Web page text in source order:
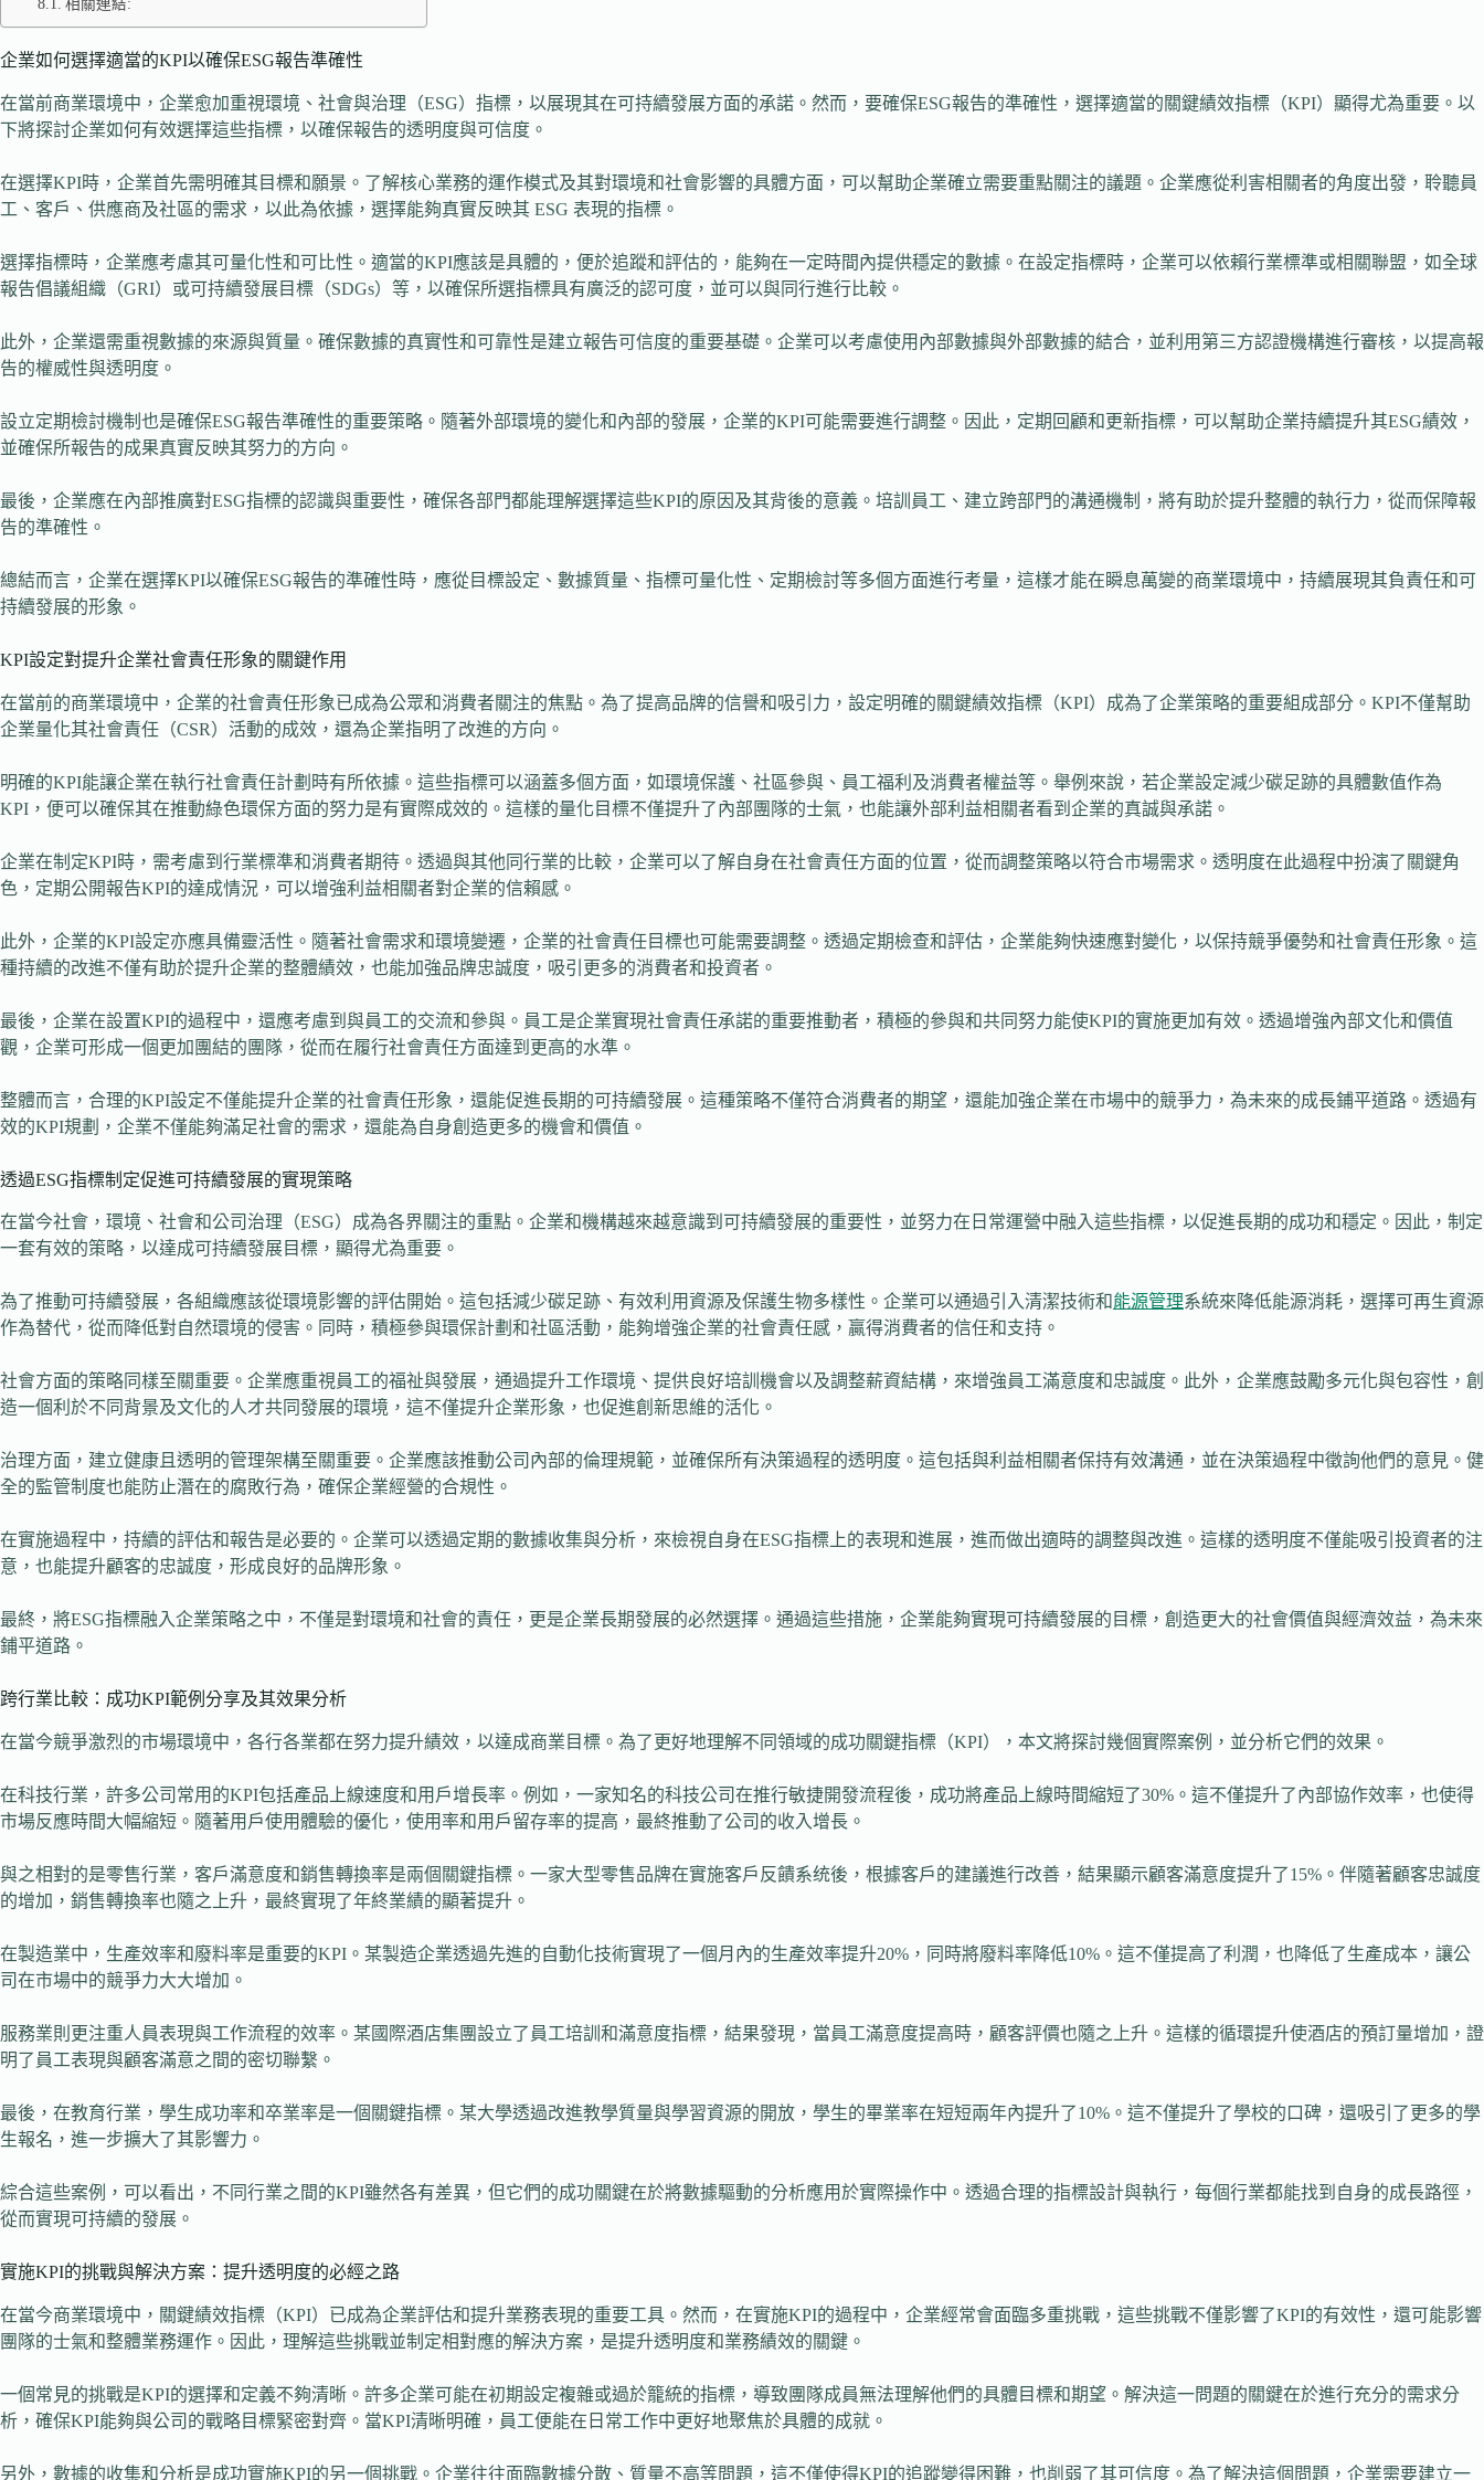
相關連結:
企業如何選擇適當的KPI以確保ESG報告準確性
在當前商業環境中，企業愈加重視環境、社會與治理（ESG）指標，以展現其在可持續發展方面的承諾。然而，要確保ESG報告的準確性，選擇適當的關鍵績效指標（KPI）顯得尤為重要。以
下將探討企業如何有效選擇這些指標，以確保報告的透明度與可信度。
在選擇KPI時，企業首先需明確其目標和願景。了解核心業務的運作模式及其對環境和社會影響的具體方面，可以幫助企業確立需要重點關注的議題。企業應從利害相關者的角度出發，聆聽員
工、客戶、供應商及社區的需求，以此為依據，選擇能夠真實反映其 ESG 表現的指標。
選擇指標時，企業應考慮其可量化性和可比性。適當的KPI應該是具體的，便於追蹤和評估的，能夠在一定時間內提供穩定的數據。在設定指標時，企業可以依賴行業標準或相關聯盟，如全球
報告倡議組織（GRI）或可持續發展目標（SDGs）等，以確保所選指標具有廣泛的認可度，並可以與同行進行比較。
此外，企業還需重視數據的來源與質量。確保數據的真實性和可靠性是建立報告可信度的重要基礎。企業可以考慮使用內部數據與外部數據的結合，並利用第三方認證機構進行審核，以提高報
告的權威性與透明度。
設立定期檢討機制也是確保ESG報告準確性的重要策略。隨著外部環境的變化和內部的發展，企業的KPI可能需要進行調整。因此，定期回顧和更新指標，可以幫助企業持續提升其ESG績效，
並確保所報告的成果真實反映其努力的方向。
最後，企業應在內部推廣對ESG指標的認識與重要性，確保各部門都能理解選擇這些KPI的原因及其背後的意義。培訓員工、建立跨部門的溝通機制，將有助於提升整體的執行力，從而保障報
告的準確性。
總結而言，企業在選擇KPI以確保ESG報告的準確性時，應從目標設定、數據質量、指標可量化性、定期檢討等多個方面進行考量，這樣才能在瞬息萬變的商業環境中，持續展現其負責任和可
持續發展的形象。
KPI設定對提升企業社會責任形象的關鍵作用
在當前的商業環境中，企業的社會責任形象已成為公眾和消費者關注的焦點。為了提高品牌的信譽和吸引力，設定明確的關鍵績效指標（KPI）成為了企業策略的重要組成部分。KPI不僅幫助
企業量化其社會責任（CSR）活動的成效，還為企業指明了改進的方向。
明確的KPI能讓企業在執行社會責任計劃時有所依據。這些指標可以涵蓋多個方面，如環境保護、社區參與、員工福利及消費者權益等。舉例來說，若企業設定減少碳足跡的具體數值作為
KPI，便可以確保其在推動綠色環保方面的努力是有實際成效的。這樣的量化目標不僅提升了內部團隊的士氣，也能讓外部利益相關者看到企業的真誠與承諾。
企業在制定KPI時，需考慮到行業標準和消費者期待。透過與其他同行業的比較，企業可以了解自身在社會責任方面的位置，從而調整策略以符合市場需求。透明度在此過程中扮演了關鍵角
色，定期公開報告KPI的達成情況，可以增強利益相關者對企業的信賴感。
此外，企業的KPI設定亦應具備靈活性。隨著社會需求和環境變遷，企業的社會責任目標也可能需要調整。透過定期檢查和評估，企業能夠快速應對變化，以保持競爭優勢和社會責任形象。這
種持續的改進不僅有助於提升企業的整體績效，也能加強品牌忠誠度，吸引更多的消費者和投資者。
最後，企業在設置KPI的過程中，還應考慮到與員工的交流和參與。員工是企業實現社會責任承諾的重要推動者，積極的參與和共同努力能使KPI的實施更加有效。透過增強內部文化和價值
觀，企業可形成一個更加團結的團隊，從而在履行社會責任方面達到更高的水準。
整體而言，合理的KPI設定不僅能提升企業的社會責任形象，還能促進長期的可持續發展。這種策略不僅符合消費者的期望，還能加強企業在市場中的競爭力，為未來的成長鋪平道路。透過有
效的KPI規劃，企業不僅能夠滿足社會的需求，還能為自身創造更多的機會和價值。
透過ESG指標制定促進可持續發展的實現策略
在當今社會，環境、社會和公司治理（ESG）成為各界關注的重點。企業和機構越來越意識到可持續發展的重要性，並努力在日常運營中融入這些指標，以促進長期的成功和穩定。因此，制定
一套有效的策略，以達成可持續發展目標，顯得尤為重要。
為了推動可持續發展，各組織應該從環境影響的評估開始。這包括減少碳足跡、有效利用資源及保護生物多樣性。企業可以通過引入清潔技術和能源管理系統來降低能源消耗，選擇可再生資源
作為替代，從而降低對自然環境的侵害。同時，積極參與環保計劃和社區活動，能夠增強企業的社會責任感，贏得消費者的信任和支持。
社會方面的策略同樣至關重要。企業應重視員工的福祉與發展，通過提升工作環境、提供良好培訓機會以及調整薪資結構，來增強員工滿意度和忠誠度。此外，企業應鼓勵多元化與包容性，創
造一個利於不同背景及文化的人才共同發展的環境，這不僅提升企業形象，也促進創新思維的活化。
治理方面，建立健康且透明的管理架構至關重要。企業應該推動公司內部的倫理規範，並確保所有決策過程的透明度。這包括與利益相關者保持有效溝通，並在決策過程中徵詢他們的意見。健
全的監管制度也能防止潛在的腐敗行為，確保企業經營的合規性。
在實施過程中，持續的評估和報告是必要的。企業可以透過定期的數據收集與分析，來檢視自身在ESG指標上的表現和進展，進而做出適時的調整與改進。這樣的透明度不僅能吸引投資者的注
意，也能提升顧客的忠誠度，形成良好的品牌形象。
最終，將ESG指標融入企業策略之中，不僅是對環境和社會的責任，更是企業長期發展的必然選擇。通過這些措施，企業能夠實現可持續發展的目標，創造更大的社會價值與經濟效益，為未來
鋪平道路。
跨行業比較：成功KPI範例分享及其效果分析
在當今競爭激烈的市場環境中，各行各業都在努力提升績效，以達成商業目標。為了更好地理解不同領域的成功關鍵指標（KPI），本文將探討幾個實際案例，並分析它們的效果。
在科技行業，許多公司常用的KPI包括產品上線速度和用戶增長率。例如，一家知名的科技公司在推行敏捷開發流程後，成功將產品上線時間縮短了30%。這不僅提升了內部協作效率，也使得
市場反應時間大幅縮短。隨著用戶使用體驗的優化，使用率和用戶留存率的提高，最終推動了公司的收入增長。
與之相對的是零售行業，客戶滿意度和銷售轉換率是兩個關鍵指標。一家大型零售品牌在實施客戶反饋系统後，根據客戶的建議進行改善，結果顯示顧客滿意度提升了15%。伴隨著顧客忠誠度
的增加，銷售轉換率也隨之上升，最終實現了年終業績的顯著提升。
在製造業中，生產效率和廢料率是重要的KPI。某製造企業透過先進的自動化技術實現了一個月內的生產效率提升20%，同時將廢料率降低10%。這不僅提高了利潤，也降低了生產成本，讓公
司在市場中的競爭力大大增加。
服務業則更注重人員表現與工作流程的效率。某國際酒店集團設立了員工培訓和滿意度指標，結果發現，當員工滿意度提高時，顧客評價也隨之上升。這樣的循環提升使酒店的預訂量增加，證
明了員工表現與顧客滿意之間的密切聯繫。
最後，在教育行業，學生成功率和卒業率是一個關鍵指標。某大學透過改進教學質量與學習資源的開放，學生的畢業率在短短兩年內提升了10%。這不僅提升了學校的口碑，還吸引了更多的學
生報名，進一步擴大了其影響力。
綜合這些案例，可以看出，不同行業之間的KPI雖然各有差異，但它們的成功關鍵在於將數據驅動的分析應用於實際操作中。透過合理的指標設計與執行，每個行業都能找到自身的成長路徑，
從而實現可持續的發展。
實施KPI的挑戰與解決方案：提升透明度的必經之路
在當今商業環境中，關鍵績效指標（KPI）已成為企業評估和提升業務表現的重要工具。然而，在實施KPI的過程中，企業經常會面臨多重挑戰，這些挑戰不僅影響了KPI的有效性，還可能影響
團隊的士氣和整體業務運作。因此，理解這些挑戰並制定相對應的解決方案，是提升透明度和業務績效的關鍵。
一個常見的挑戰是KPI的選擇和定義不夠清晰。許多企業可能在初期設定複雜或過於籠統的指標，導致團隊成員無法理解他們的具體目標和期望。解決這一問題的關鍵在於進行充分的需求分
析，確保KPI能夠與公司的戰略目標緊密對齊。當KPI清晰明確，員工便能在日常工作中更好地聚焦於具體的成就。
另外，數據的收集和分析是成功實施KPI的另一個挑戰。企業往往面臨數據分散、質量不高等問題，這不僅使得KPI的追蹤變得困難，也削弱了其可信度。為了解決這個問題，企業需要建立一